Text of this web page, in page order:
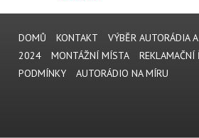
DOMŮ KONTAKT
VÝBĚR AUTORÁDIA
2024
MONTÁŽNÍ MÍSTA REKLAMAČNÍ
PODMÍNKY
AUTORÁDIO NA MÍRU